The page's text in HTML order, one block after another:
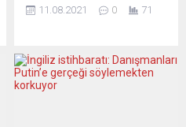
üretmeye devam ettiğini”
enflasyon, KDV indirimlerinin
darboğazlarının etkisiyle
temmuzda yüzde 3,8’ye
11.08.2021 0 71